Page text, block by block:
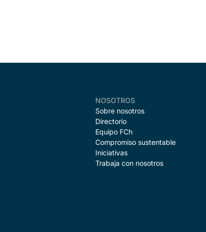
NOSOTROS
Sobre nosotros
Directorio
Equipo FCh
Compromiso sustentable
Iniciativas
Trabaja con nosotros